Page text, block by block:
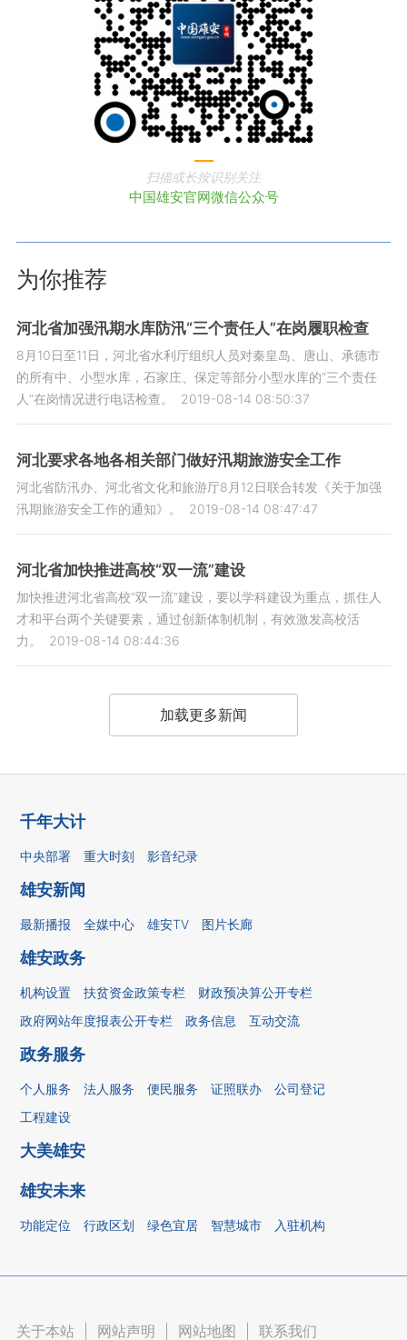
扫描或长按识别关注
中国雄安官网微信公众号
为你推荐
河北省加强汛期水库防汛“三个责任人”在岗履职检查
8月10日至11日，河北省水利厅组织人员对秦皇岛、唐山、承德市
的所有中、小型水库，石家庄、保定等部分小型水库的“三个责任
人”在岗情况进行电话检查。
2019-08-14 08:50:37
河北要求各地各相关部门做好汛期旅游安全工作
河北省防汛办、河北省文化和旅游厅8月12日联合转发《关于加强
汛期旅游安全工作的通知》。
2019-08-14 08:47:47
河北省加快推进高校“双一流”建设
加快推进河北省高校“双一流”建设，要以学科建设为重点，抓住人
才和平台两个关键要素，通过创新体制机制，有效激发高校活
力。
2019-08-14 08:44:36
加载更多新闻
千年大计
中央部署 重大时刻 影音纪录
雄安新闻
最新播报 全媒中心 雄安TV 图片长廊
雄安政务
机构设置 扶贫资金政策专栏
财政预决算公开专栏
政府网站年度报表公开专栏
政务信息 互动交流
政务服务
个人服务 法人服务 便民服务 证照联办
公司登记
工程建设
大美雄安
雄安未来
功能定位 行政区划 绿色宜居 智慧城市 入驻机构
关于本站 网站声明 网站地图 联系我们